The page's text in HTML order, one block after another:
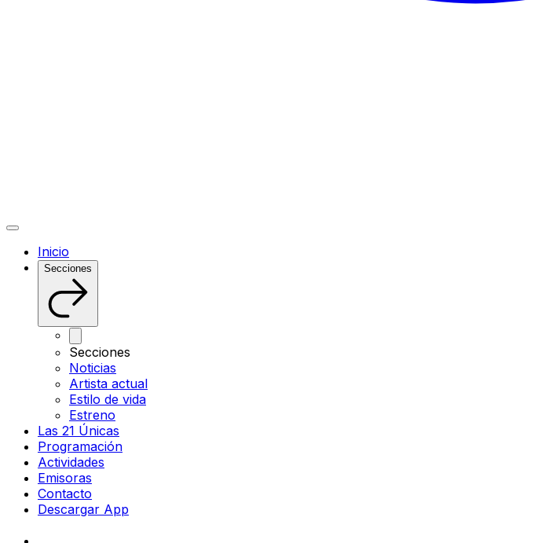
Inicio
Secciones
Secciones
Noticias
Artista actual
Estilo de vida
Estreno
Las 21 Únicas
Programación
Actividades
Emisoras
Contacto
Descargar App